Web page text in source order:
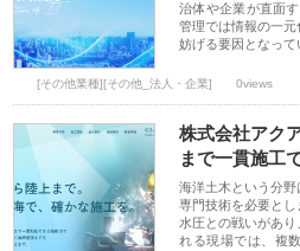
治体や企業が直面
管理では情報の一
妨げる要因となっ
[その他業種][その他_法人・企業] 0views
株式会社アク
まで一貫施工
海洋土木という分
専門技術を必要と
水圧との戦いがあ
れる現場では、複